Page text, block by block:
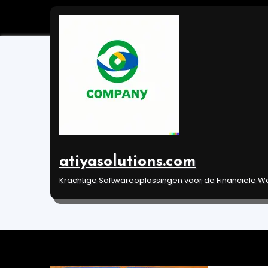
atiyasolutions.com
Krachtige Softwareoplossingen voor de Financiële
De Kracht van
Leven
Jan 26, 2024 Uncategorized